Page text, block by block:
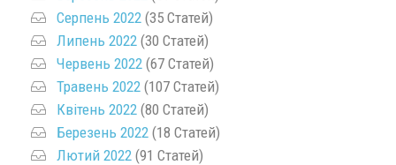
Серпень 2022 (35 Статей)
Липень 2022 (30 Статей)
Червень 2022 (67 Статей)
Травень 2022 (107 Статей)
Квітень 2022 (80 Статей)
Березень 2022 (18 Статей)
Лютий 2022 (91 Статей)